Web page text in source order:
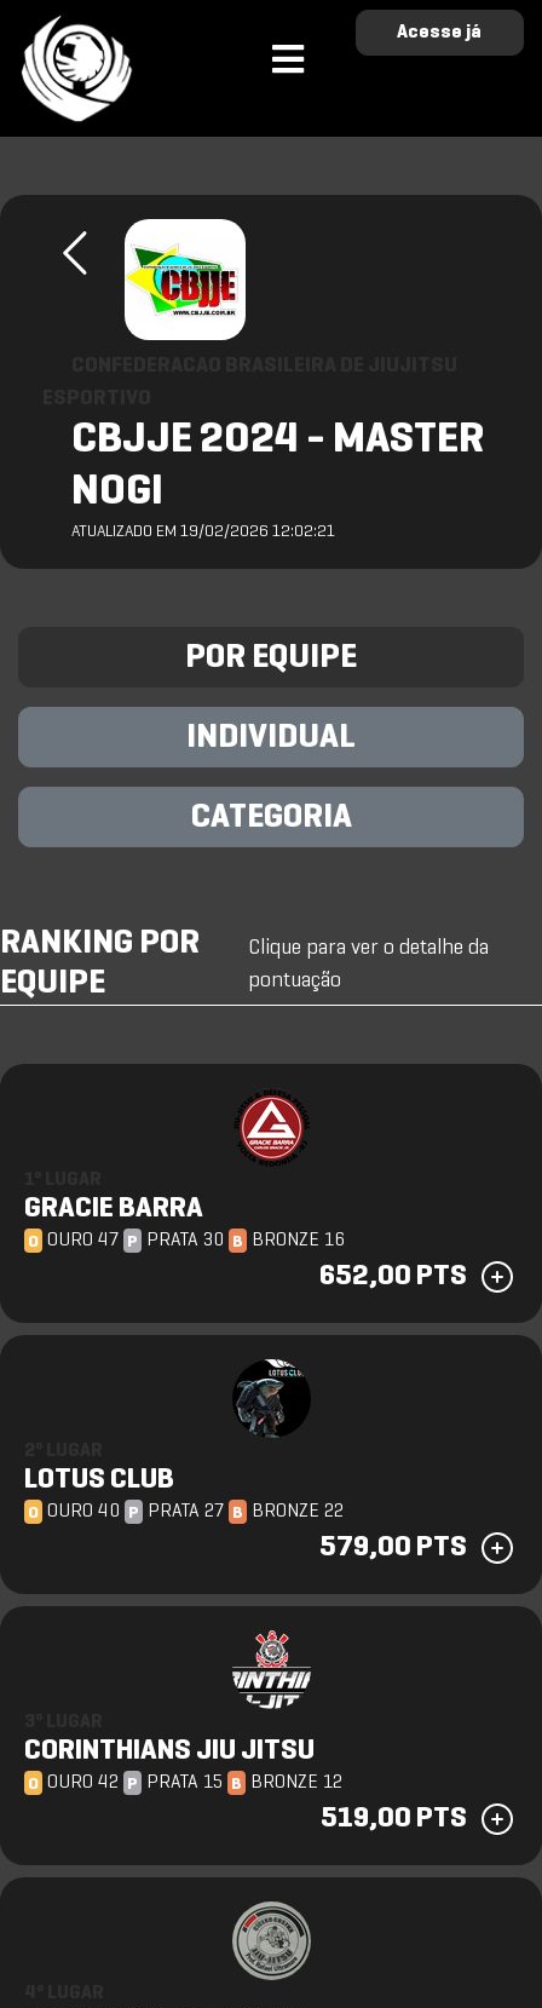
Acesse já
CBJJE 2024 - MASTER
NOGI
ATUALIZADO EM 19/02/2026 12:02:21
POR EQUIPE
INDIVIDUAL
CATEGORIA
RANKING POR
EQUIPE
Clique para ver o detalhe da
pontuação
GRACIE BARRA
O OURO 47 P PRATA 30 B BRONZE 16
652,00 PTS
LOTUS CLUB
O OURO 40 P PRATA 27 B BRONZE 22
579,00 PTS
CORINTHIANS JIU JITSU
O OURO 42 P PRATA 15 B BRONZE 12
519,00 PTS